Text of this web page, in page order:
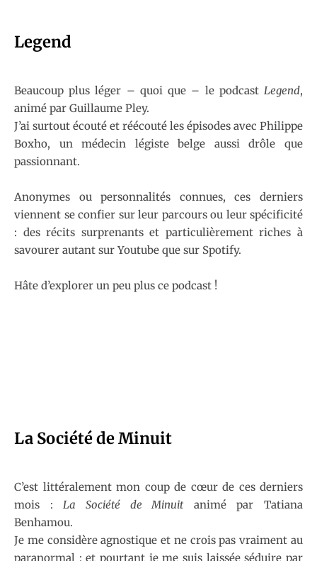
Legend
Beaucoup plus léger – quoi que – le podcast Legend,
animé par Guillaume Pley.
J’ai surtout écouté et réécouté les épisodes avec Philippe
Boxho, un médecin légiste belge aussi drôle que
passionnant.
Anonymes ou personnalités connues, ces derniers
viennent se confier sur leur parcours ou leur spécificité
: des récits surprenants et particulièrement riches à
savourer autant sur Youtube que sur Spotify.
Hâte d’explorer un peu plus ce podcast !
La Société de Minuit
C’est littéralement mon coup de cœur de ces derniers
mois :La Société de Minuit animé par Tatiana
Benhamou.
Je me considère agnostique et ne crois pas vraiment au
paranormal ; et pourtant je me suis laissée séduire par